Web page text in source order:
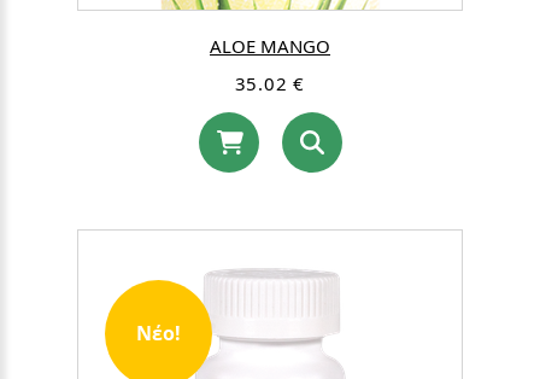
ALOE MANGO
35.02 €
Νέο!